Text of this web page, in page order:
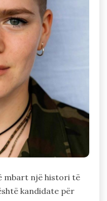
mbart një histori të
kandidate për